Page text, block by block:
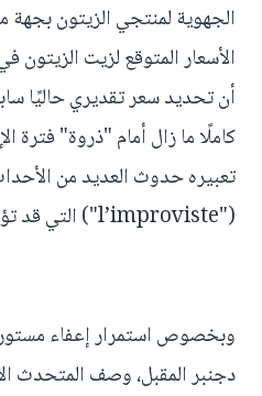
الجهوية لمنتجي الزيتون
الأسعار المتوقع لزيت الزيتون
أن تحديد سعر تقديري حاليًا
كاملًا ما زال أمام "ذروة" فترة
تعبيره حدوث العديد من
("l’improviste") التي قد تؤثر على الأسعار بشكل مباشر.
وبخصوص استمرار إعفاء
دجنبر المقبل، وصف المتحدث